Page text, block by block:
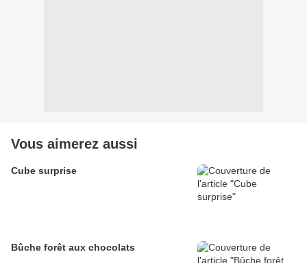
Vous aimerez aussi
Cube surprise
Bûche forêt aux chocolats